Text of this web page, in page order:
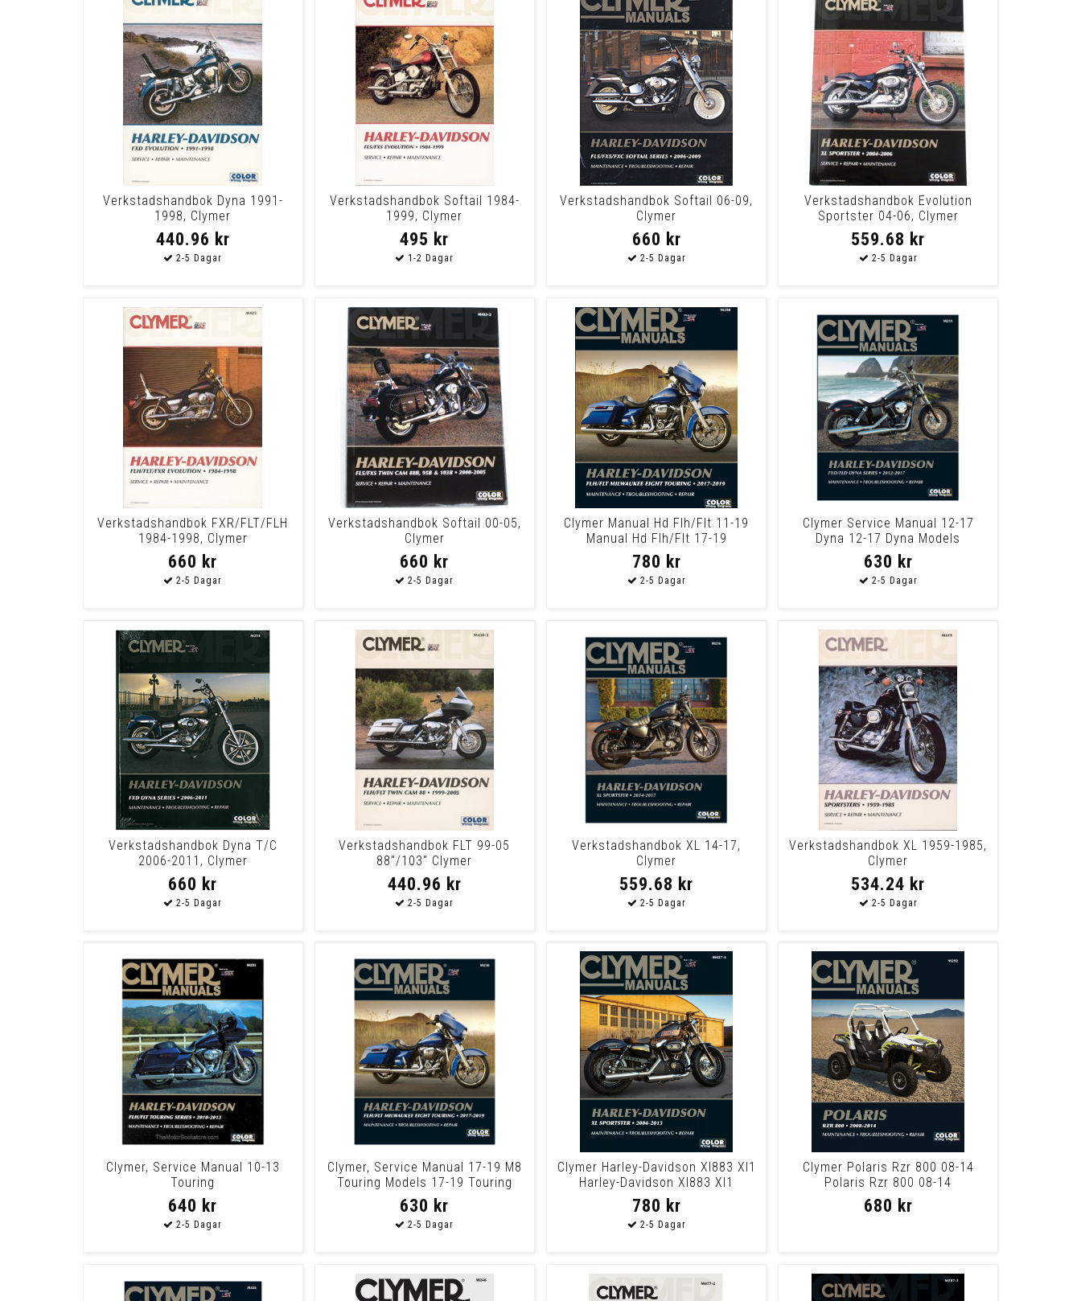
Verkstadshandbok Dyna 1991-
1998, Clymer
440.96 kr
Verkstadshandbok Softail 1984-
1999, Clymer
495 kr
Verkstadshandbok Softail 06-09,
Clymer
660 kr
Verkstadshandbok Evolution
Sportster 04-06, Clymer
559.68 kr
Verkstadshandbok FXR/FLT/FLH
1984-1998, Clymer
660 kr
Verkstadshandbok Softail 00-05,
Clymer
660 kr
Clymer Manual Hd Flh/Flt 11-19
Manual Hd Flh/Flt 17-19
780 kr
Clymer Service Manual 12-17
Dyna 12-17 Dyna Models
630 kr
Verkstadshandbok Dyna T/C
2006-2011, Clymer
660 kr
Verkstadshandbok FLT 99-05
88"/103" Clymer
440.96 kr
Verkstadshandbok XL 14-17,
Clymer
559.68 kr
Verkstadshandbok XL 1959-1985,
Clymer
534.24 kr
Clymer, Service Manual 10-13
Touring
640 kr
Clymer, Service Manual 17-19 M8
Touring Models 17-19 Touring
630 kr
Clymer Harley-Davidson Xl883 Xl1
Harley-Davidson Xl883 Xl1
780 kr
Clymer Polaris Rzr 800 08-14
Polaris Rzr 800 08-14
680 kr